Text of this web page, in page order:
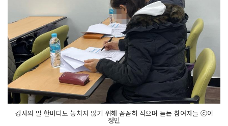
강사의 말 한마디도 놓치지 않기 위해 꼼꼼히 적으며 듣는 참여자들 ⓒ이
정민